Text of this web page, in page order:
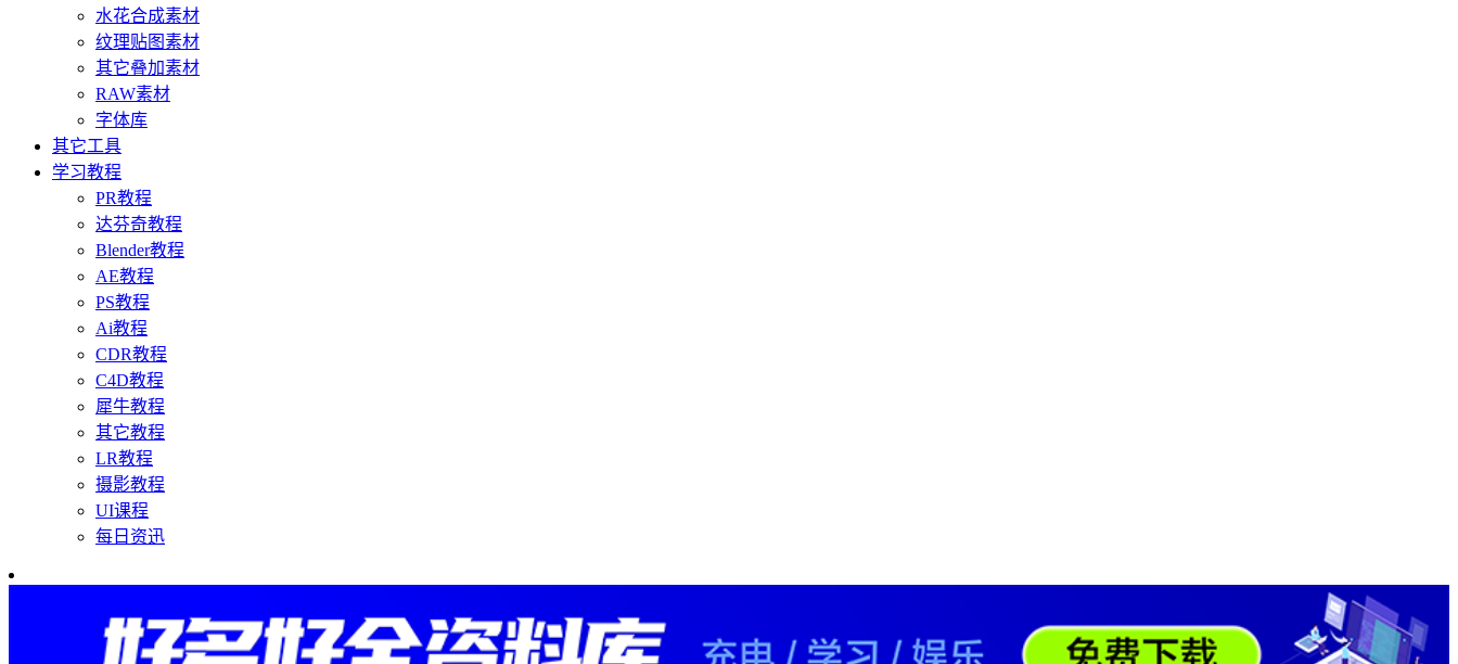
水花合成素材
纹理贴图素材
其它叠加素材
RAW素材
字体库
其它工具
学习教程
PR教程
达芬奇教程
Blender教程
AE教程
PS教程
Ai教程
CDR教程
C4D教程
犀牛教程
其它教程
LR教程
摄影教程
UI课程
每日资迅